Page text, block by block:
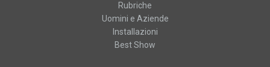
Rubriche
Uomini e Aziende
Installazioni
Best Show